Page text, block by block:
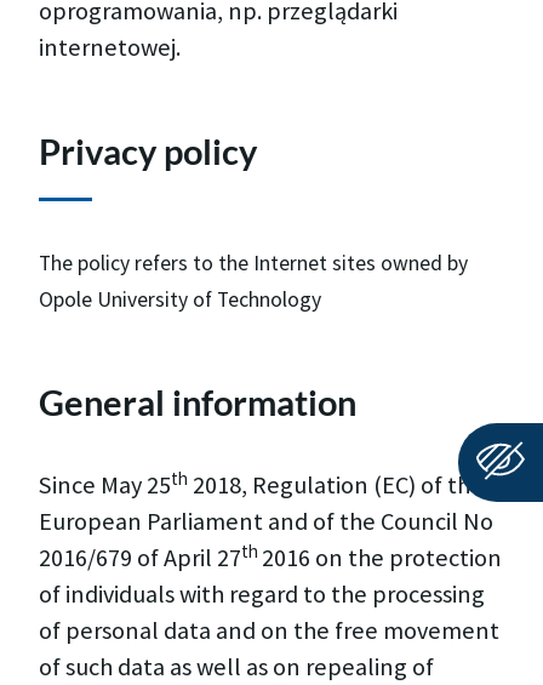
oprogramowania, np. przeglądarki
internetowej.
Privacy policy
The policy refers to the Internet sites owned by
Opole University of Technology
General information
Since May 25th 2018, Regulation (EC) of the
European Parliament and of the Council No
2016/679 of April 27th 2016 on the protection
of individuals with regard to the processing
of personal data and on the free movement
of such data as well as on repealing of